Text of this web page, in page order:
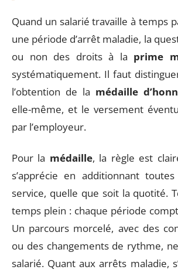
Quand un salarié travaille à temps
une période d’arrêt maladie, la
ou non des droits à la prime
systématiquement. Il faut
l’obtention de la médaille
elle-même, et le versement
par l’employeur.
Pour la médaille, la règle est
s’apprécie en additionnant
service, quelle que soit la quotité.
temps plein : chaque période
Un parcours morcelé, avec des
ou des changements de rythme,
salarié. Quant aux arrêts maladie,